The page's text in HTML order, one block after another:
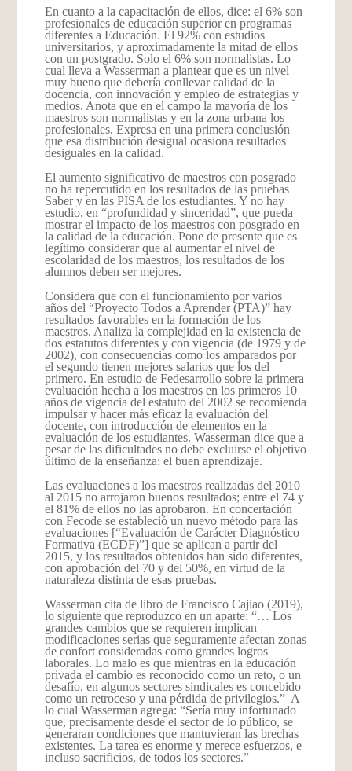
En cuanto a la capacitación de ellos, dice: el 6% son
profesionales de educación superior en programas
diferentes a Educación. El 92% con estudios
universitarios, y aproximadamente la mitad de ellos
con un postgrado. Solo el 6% son normalistas. Lo
cual lleva a Wasserman a plantear que es un nivel
muy bueno que debería conllevar calidad de la
docencia, con innovación y empleo de estrategias y
medios. Anota que en el campo la mayoría de los
maestros son normalistas y en la zona urbana los
profesionales. Expresa en una primera conclusión
que esa distribución desigual ocasiona resultados
desiguales en la calidad.
El aumento significativo de maestros con posgrado
no ha repercutido en los resultados de las pruebas
Saber y en las PISA de los estudiantes. Y no hay
estudio, en “profundidad y sinceridad”, que pueda
mostrar el impacto de los maestros con posgrado en
la calidad de la educación. Pone de presente que es
legítimo considerar que al aumentar el nivel de
escolaridad de los maestros, los resultados de los
alumnos deben ser mejores.
Considera que con el funcionamiento por varios
años del “Proyecto Todos a Aprender (PTA)” hay
resultados favorables en la formación de los
maestros. Analiza la complejidad en la existencia de
dos estatutos diferentes y con vigencia (de 1979 y de
2002), con consecuencias como los amparados por
el segundo tienen mejores salarios que los del
primero. En estudio de Fedesarrollo sobre la primera
evaluación hecha a los maestros en los primeros 10
años de vigencia del estatuto del 2002 se recomienda
impulsar y hacer más eficaz la evaluación del
docente, con introducción de elementos en la
evaluación de los estudiantes. Wasserman dice que a
pesar de las dificultades no debe excluirse el objetivo
último de la enseñanza: el buen aprendizaje.
Las evaluaciones a los maestros realizadas del 2010
al 2015 no arrojaron buenos resultados; entre el 74 y
el 81% de ellos no las aprobaron. En concertación
con Fecode se estableció un nuevo método para las
evaluaciones [“Evaluación de Carácter Diagnóstico
Formativa (ECDF)”] que se aplican a partir del
2015, y los resultados obtenidos han sido diferentes,
con aprobación del 70 y del 50%, en virtud de la
naturaleza distinta de esas pruebas.
Wasserman cita de libro de Francisco Cajiao (2019),
lo siguiente que reproduzco en un aparte: “… Los
grandes cambios que se requieren implican
modificaciones serias que seguramente afectan zonas
de confort consideradas como grandes logros
laborales. Lo malo es que mientras en la educación
privada el cambio es reconocido como un reto, o un
desafío, en algunos sectores sindicales es concebido
como un retroceso y una pérdida de privilegios.” A
lo cual Wasserman agrega: “Sería muy infortunado
que, precisamente desde el sector de lo público, se
generaran condiciones que mantuvieran las brechas
existentes. La tarea es enorme y merece esfuerzos, e
incluso sacrificios, de todos los sectores.”